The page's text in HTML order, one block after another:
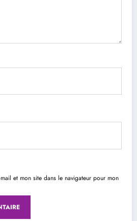
et mon site dans le navigateur pour mon